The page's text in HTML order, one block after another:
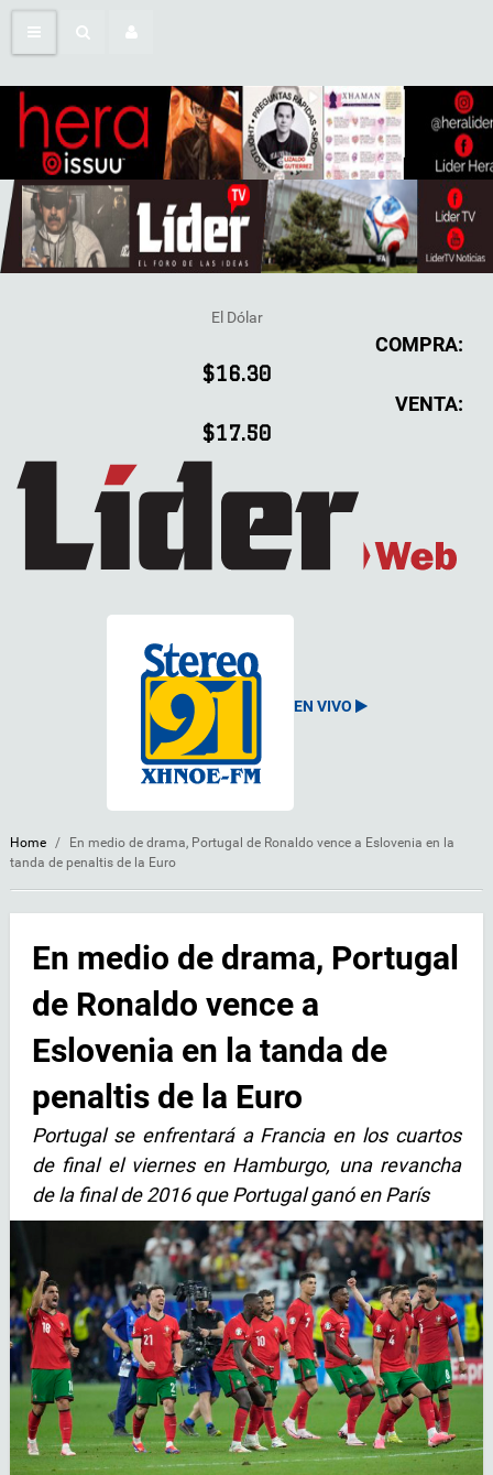
El Dólar
COMPRA:
$16.30
VENTA:
$17.50
EN VIVO
Home /
En medio de drama, Portugal de Ronaldo vence a Eslovenia en la
tanda de penaltis de la Euro
En medio de drama, Portugal
de Ronaldo vence a
Eslovenia en la tanda de
penaltis de la Euro
Portugal se enfrentará a Francia en los cuartos
de final el viernes en Hamburgo, una revancha
de la final de 2016 que Portugal ganó en París